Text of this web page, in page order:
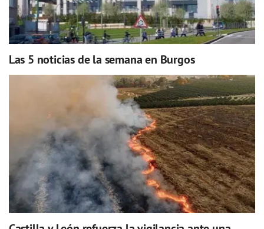
Las 5 noticias de la semana en Burgos